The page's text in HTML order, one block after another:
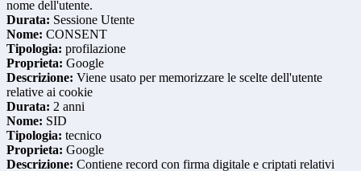
nome dell'utente.
Durata: Sessione Utente
Nome: CONSENT
Tipologia: profilazione
Proprieta: Google
Descrizione: Viene usato per memorizzare le scelte dell'utente
relative ai cookie
Durata: 2 anni
Nome: SID
Tipologia: tecnico
Proprieta: Google
Descrizione: Contiene record con firma digitale e criptati relativi